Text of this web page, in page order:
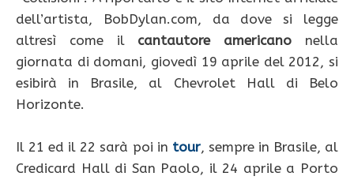
dell’artista, BobDylan.com, da dove si legge
altresì come il cantautore americano nella
giornata di domani, giovedì 19 aprile del 2012, si
esibirà in Brasile, al Chevrolet Hall di Belo
Horizonte.
Il 21 ed il 22 sarà poi in tour, sempre in Brasile, al
Credicard Hall di San Paolo, il 24 aprile a Porto